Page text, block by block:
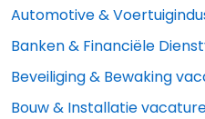
Automotive &
Banken & Financiële
Beveiliging & Bewaking
Bouw & Installatie